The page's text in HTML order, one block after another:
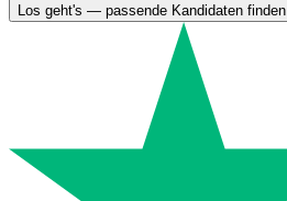
Los geht's — passende Kandidaten finden